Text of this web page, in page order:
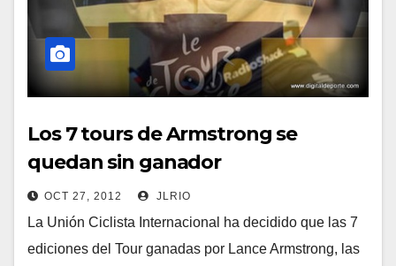
Los 7 tours de Armstrong se
quedan sin ganador
OCT 27, 2012 JLRIO
La Unión Ciclista Internacional ha decidido que las 7
ediciones del Tour ganadas por Lance Armstrong, las